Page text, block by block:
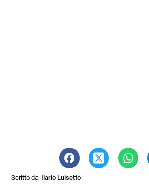
Scritto da Ilario Luisetto